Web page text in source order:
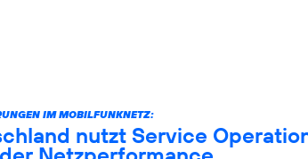
IM MOBILFUNKNETZ:
nutzt Service